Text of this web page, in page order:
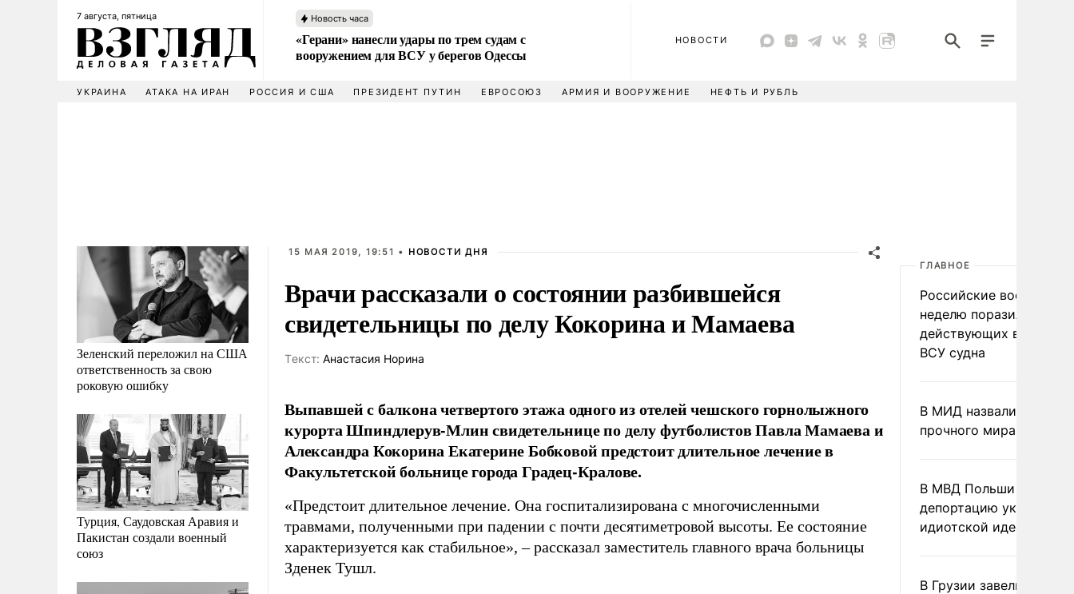
7 августа, пятница Новость часа
«Герани» нанесли удары по трем судам с
вооружением для ВСУ у берегов Одессы
НОВОСТИ
УКРАИНА АТАКА НА ИРАН РОССИЯ И США ПРЕЗИДЕНТ ПУТИН ЕВРОСОЮЗ АРМИЯ И ВООРУЖЕНИЕ НЕФТЬ И РУБЛЬ
Зеленский переложил на США
ответственность за свою
роковую ошибку
Турция, Саудовская Аравия и
Пакистан создали военный
союз
15 МАЯ 2019, 19:51 • НОВОСТИ ДНЯ
Врачи рассказали о состоянии разбившейся
свидетельницы по делу Кокорина и Мамаева
Tекст: Анастасия Норина
Выпавшей с балкона четвертого этажа одного из отелей чешского горнолыжного
курорта Шпиндлерув-Млин свидетельнице по делу футболистов Павла Мамаева и
Александра Кокорина Екатерине Бобковой предстоит длительное лечение в
Факультетской больнице города Градец-Кралове.
«Предстоит длительное лечение. Она госпитализирована с многочисленными
травмами, полученными при падении с почти десятиметровой высоты. Ее состояние
характеризуется как стабильное», – рассказал заместитель главного врача больницы
Зденек Тушл.
ГЛАВНОЕ
Российские военные за
неделю поразили 34
действующих в
ВСУ судна
В МИД назвали условия
прочного мира на
В МВД Польши назвали
депортацию украинцев
идиотской идеей
В Грузии завели дело